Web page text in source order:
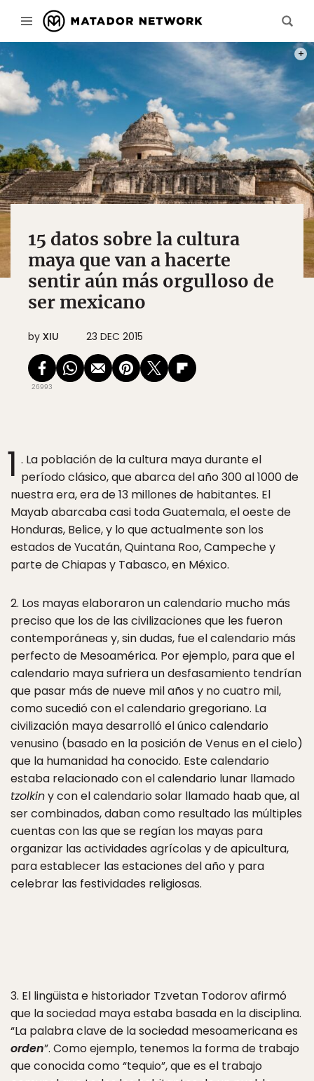
FOTO:
15 datos sobre la cultura
maya que van a hacerte
sentir aún más orgulloso de
ser mexicano
by XIU 23 DEC 2015
26993
1 . La población de la cultura maya durante el
período clásico, que abarca del año 300 al 1000 de
nuestra era, era de 13 millones de habitantes. El
Mayab abarcaba casi toda Guatemala, el oeste de
Honduras, Belice, y lo que actualmente son los
estados de Yucatán, Quintana Roo, Campeche y
parte de Chiapas y Tabasco, en México.
2. Los mayas elaboraron un calendario mucho más
preciso que los de las civilizaciones que les fueron
contemporáneas y, sin dudas, fue el calendario más
perfecto de Mesoamérica. Por ejemplo, para que el
calendario maya sufriera un desfasamiento tendrían
que pasar más de nueve mil años y no cuatro mil,
como sucedió con el calendario gregoriano. La
civilización maya desarrolló el único calendario
venusino (basado en la posición de Venus en el cielo)
que la humanidad ha conocido. Este calendario
estaba relacionado con el calendario lunar llamado
tzolkiny con el calendario solar llamado haab que, al
ser combinados, daban como resultado las múltiples
cuentas con las que se regían los mayas para
organizar las actividades agrícolas y de apicultura,
para establecer las estaciones del año y para
celebrar las festividades religiosas.
3. El lingüista e historiador Tzvetan Todorov afirmó
que la sociedad maya estaba basada en la disciplina.
“La palabra clave de la sociedad mesoamericana es
orden”. Como ejemplo, tenemos la forma de trabajo
que conocida como “tequio”, que es el trabajo